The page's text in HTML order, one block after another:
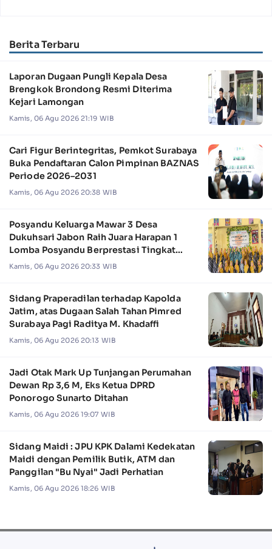
Berita Terbaru
Laporan Dugaan Pungli Kepala Desa
Brengkok Brondong Resmi Diterima
Kejari Lamongan
Kamis, 06 Agu 2026 21:19 WIB
Cari Figur Berintegritas, Pemkot Surabaya
Buka Pendaftaran Calon Pimpinan BAZNAS
Periode 2026–2031
Kamis, 06 Agu 2026 20:38 WIB
Posyandu Keluarga Mawar 3 Desa
Dukuhsari Jabon Raih Juara Harapan 1
Lomba Posyandu Berprestasi Tingkat
Jawa Timur 2026
Kamis, 06 Agu 2026 20:33 WIB
Sidang Praperadilan terhadap Kapolda
Jatim, atas Dugaan Salah Tahan Pimred
Surabaya Pagi Raditya M. Khadaffi
Kamis, 06 Agu 2026 20:13 WIB
Jadi Otak Mark Up Tunjangan Perumahan
Dewan Rp 3,6 M, Eks Ketua DPRD
Ponorogo Sunarto Ditahan
Kamis, 06 Agu 2026 19:07 WIB
Sidang Maidi : JPU KPK Dalami Kedekatan
Maidi dengan Pemilik Butik, ATM dan
Panggilan "Bu Nyai" Jadi Perhatian
Kamis, 06 Agu 2026 18:26 WIB